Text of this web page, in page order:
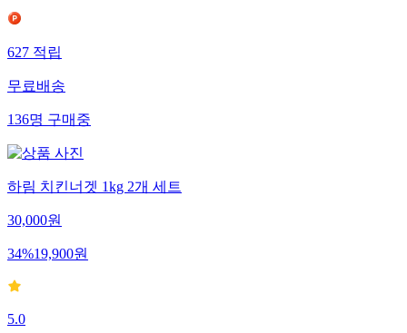
627적립
무료배송
136명구매중
하림 치킨너겟 1kg 2개 세트
30,000원
34%19,900원
5.0